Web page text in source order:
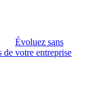
Évoluez sans
de votre entreprise